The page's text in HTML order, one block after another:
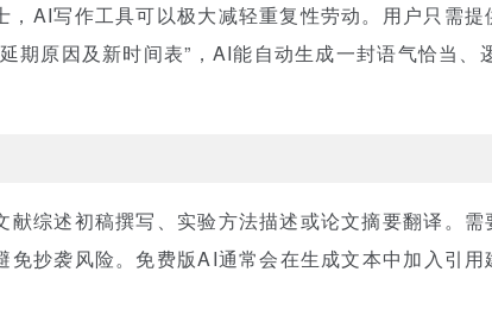
AI写作工具可以极大减轻重复性劳动。用户只需提
期原因及新时间表”，AI能自动生成一封语气恰当、
综述初稿撰写、实验方法描述或论文摘要翻译。需
抄袭风险。免费版AI通常会在生成文本中加入引用